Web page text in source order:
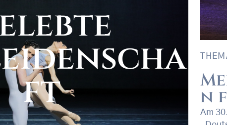
ft n
Am